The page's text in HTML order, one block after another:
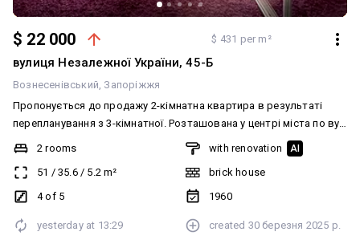
$ 22 000 $ 431 per m²
вулиця Незалежної України, 45-Б
Вознесенівський Запоріжжя
Пропонується до продажу 2-кімнатна квартира в результаті
перепланування з 3-кімнатної. Розташована у центрі міста по вул
Миру поруч з Критим ринком. Планування: кухня-столова, дві
кімнати, роздільний санвузол. Четвертий поверх у
пʼятиповерховому цегляному будинку. Квартира вільна. Ключі на
угоді.
2 rooms
51 / 35.6/ 5.2m²
4 of 5
with renovation AI
brick house
1960
yesterday at 13:29 created 30 березня 2025 р.